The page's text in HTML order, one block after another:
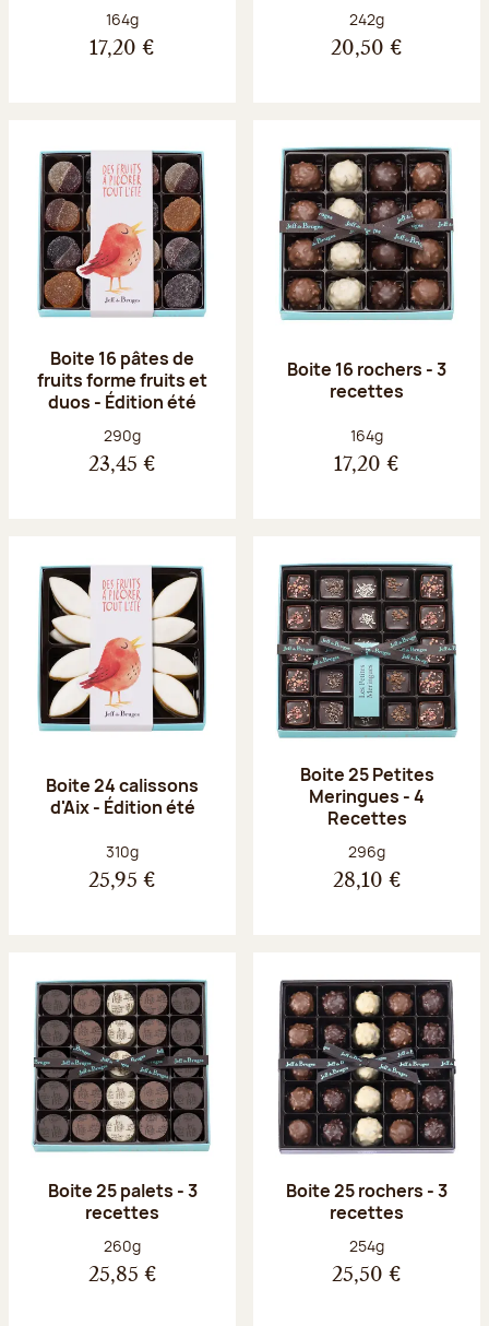
Poids net :
164g
17,20 €
Poids net :
242g
20,50 €
Boite 16 pâtes de
fruits forme fruits et
duos - Édition été
Poids net :
290g
23,45 €
Boite 16 rochers - 3
recettes
Poids net :
164g
17,20 €
Boite 24 calissons
d'Aix - Édition été
Poids net :
310g
25,95 €
Boite 25 Petites
Meringues - 4
Recettes
Poids net :
296g
28,10 €
Boite 25 palets - 3
recettes
Poids net :
260g
25,85 €
Boite 25 rochers - 3
recettes
Poids net :
254g
25,50 €